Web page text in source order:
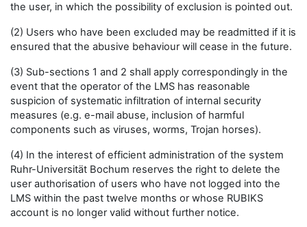
the user, in which the possibility of exclusion is pointed out.
(2) Users who have been excluded may be readmitted if it is
ensured that the abusive behaviour will cease in the future.
(3) Sub-sections 1 and 2 shall apply correspondingly in the
event that the operator of the LMS has reasonable
suspicion of systematic infiltration of internal security
measures (e.g. e-mail abuse, inclusion of harmful
components such as viruses, worms, Trojan horses).
(4) In the interest of efficient administration of the system
Ruhr-Universität Bochum reserves the right to delete the
user authorisation of users who have not logged into the
LMS within the past twelve months or whose RUBIKS
account is no longer valid without further notice.